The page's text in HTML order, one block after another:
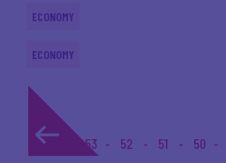
ECONOMY
ECONOMY
1... 53 52 51 50